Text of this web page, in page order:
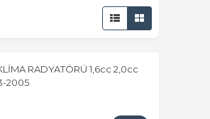
RADYATÖRÜ 1,6cc 2,0cc
2005